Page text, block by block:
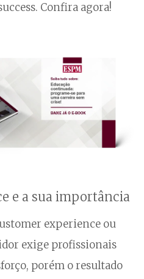
Confira agora!
e a sua importância
experience ou
exige profissionais
porém o resultado